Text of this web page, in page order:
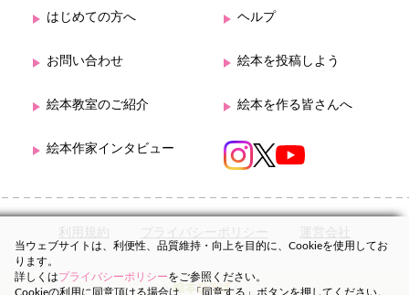
はじめての方へ ヘルプ
お問い合わせ 絵本を投稿しよう
絵本教室のご紹介 絵本を作る皆さんへ
絵本作家インタビュー
利用規約 プライバシーポリシー 運営会社
当ウェブサイトは、利便性、品質維持・向上を目的に、Cookieを使用してお
ります。
詳しくはプライバシーポリシーをご参照ください。
Cookieの利用に同意頂ける場合は、「同意する」ボタンを押してください。